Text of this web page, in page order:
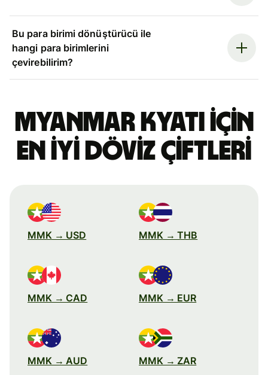
Bu para birimi dönüştürücü ile
hangi para birimlerini
çevirebilirim?
Myanmar kyatı için
en iyi döviz çiftleri
MMK → USD MMK → THB
MMK → CAD MMK → EUR
MMK → AUD MMK → ZAR